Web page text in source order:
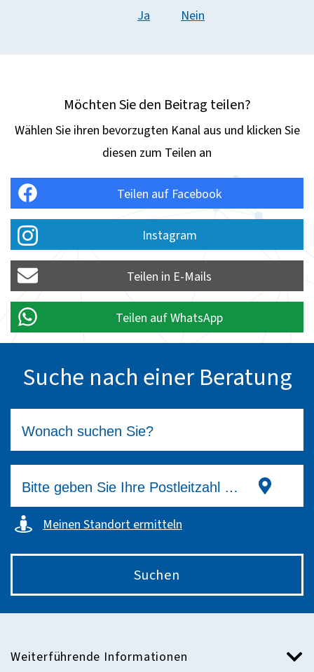
Ja
Nein
Möchten Sie den Beitrag teilen?
Wählen Sie ihren bevorzugten Kanal aus und klicken Sie
diesen zum Teilen an
Teilen auf Facebook
Instagram
Teilen in E-Mails
Teilen auf WhatsApp
Suche nach einer Beratung
Meinen Standort ermitteln
Suchen
Weiterführende Informationen